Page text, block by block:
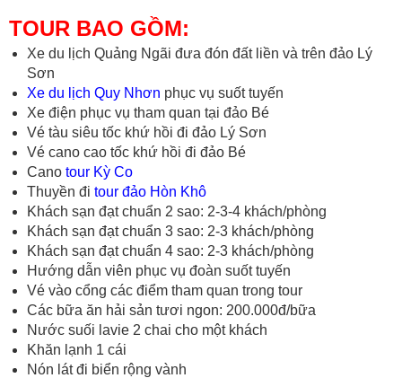
TOUR BAO GỒM:
Xe du lịch Quảng Ngãi đưa đón đất liền và trên đảo Lý
Sơn
Xe du lịch Quy Nhơn phục vụ suốt tuyến
Xe điện phục vụ tham quan tại đảo Bé
Vé tàu siêu tốc khứ hồi đi đảo Lý Sơn
Vé cano cao tốc khứ hồi đi đảo Bé
Cano tour Kỳ Co
Thuyền đi tour đảo Hòn Khô
Khách sạn đạt chuẩn 2 sao: 2-3-4 khách/phòng
Khách sạn đạt chuẩn 3 sao: 2-3 khách/phòng
Khách sạn đạt chuẩn 4 sao: 2-3 khách/phòng
Hướng dẫn viên phục vụ đoàn suốt tuyến
Vé vào cổng các điểm tham quan trong tour
Các bữa ăn hải sản tươi ngon: 200.000đ/bữa
Nước suối lavie 2 chai cho một khách
Khăn lạnh 1 cái
Nón lát đi biển rộng vành